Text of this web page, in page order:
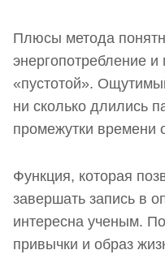
Плюсы метода
энергопотребление и
«пустотой».
ни сколько длились
промежутки времени
Функция, которая
завершать запись в
интересна ученым.
привычки и образ